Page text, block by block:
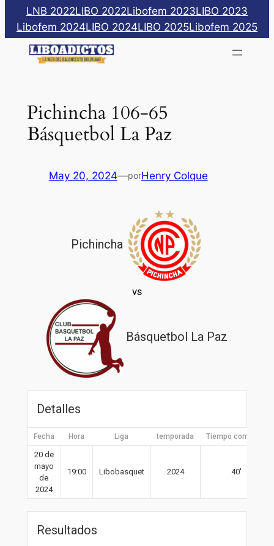
Saltar
contenido
LNB 2022LIBO 2022Libofem 2023LIBO 2023
Libofem 2024LIBO 2024LIBO 2025Libofem 2025
Pichincha 106-65
Básquetbol La Paz
May 20, 2024—porHenry Colque
Pichincha
vs
Básquetbol La Paz
Detalles
Fecha Hora Liga temporada Tiempo completo
20 de
mayo
de
2024
19:00 Libobasquet 2024 40′
Resultados